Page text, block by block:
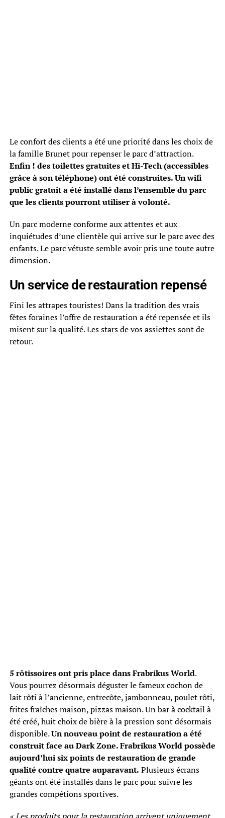
Le confort des clients a été une priorité dans les choix de
la famille Brunet pour repenser le parc d’attraction.
Enfin ! des toilettes gratuites et Hi-Tech (accessibles
grâce à son téléphone) ont été construites. Un wifi
public gratuit a été installé dans l’ensemble du parc
que les clients pourront utiliser à volonté.
Un parc moderne conforme aux attentes et aux
inquiétudes d’une clientèle qui arrive sur le parc avec des
enfants. Le parc vétuste semble avoir pris une toute autre
dimension.
Un service de restauration repensé
Fini les attrapes touristes! Dans la tradition des vrais
fêtes foraines l’offre de restauration a été repensée et ils
misent sur la qualité. Les stars de vos assiettes sont de
retour.
5 rôtissoires ont pris place dans Frabrikus World.
Vous pourrez désormais déguster le fameux cochon de
lait rôti à l’ancienne, entrecôte, jambonneau, poulet rôti,
frites fraîches maison, pizzas maison. Un bar à cocktail à
été créé, huit choix de bière à la pression sont désormais
disponible.Un nouveau point de restauration a été
construit face au Dark Zone. Frabrikus World possède
aujourd’hui six points de restauration de grande
qualité contre quatre auparavant. Plusieurs écrans
géants ont été installés dans le parc pour suivre les
grandes compétions sportives.